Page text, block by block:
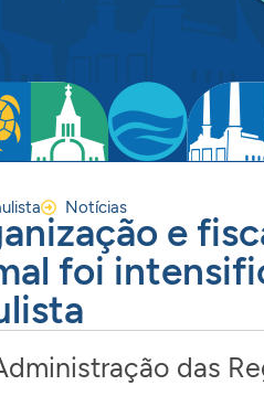
Notícias
e
foi
das